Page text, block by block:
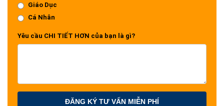
Giáo Dục
Cá Nhân
Yêu cầu CHI TIẾT HƠN của bạn là gì?
ĐĂNG KÝ TƯ VẤN MIỄN PHÍ